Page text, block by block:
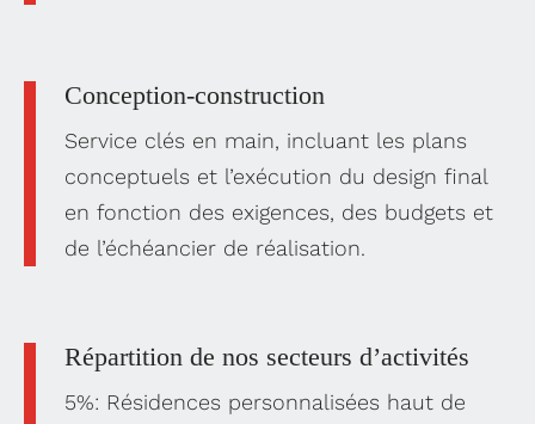
Conception-construction
Service clés en main, incluant les plans
conceptuels et l’exécution du design final
en fonction des exigences, des budgets et
de l’échéancier de réalisation.
Répartition de nos secteurs d’activités
5%: Résidences personnalisées haut de